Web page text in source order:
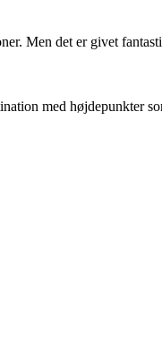
Men det er givet
med højdepunkter